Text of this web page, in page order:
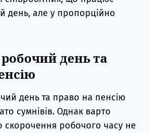
день, але у пропорційно
день та
день та право на пенсію
сумнівів. Однак варто
скорочення робочого часу не